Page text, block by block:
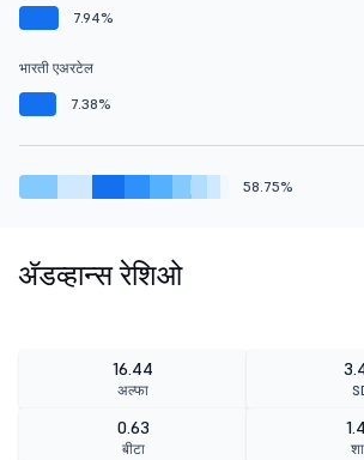
7.94%
भारती एअरटेल
7.38%
58.75%
ॲडव्हान्स रेशिओ
16.44
अल्फा
0.63
बीटा